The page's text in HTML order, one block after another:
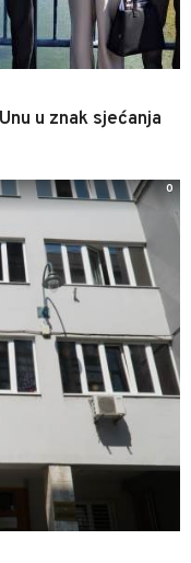
u znak sjećanja
0